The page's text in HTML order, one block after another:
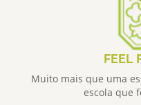
FEEL
Muito mais que uma
escola que